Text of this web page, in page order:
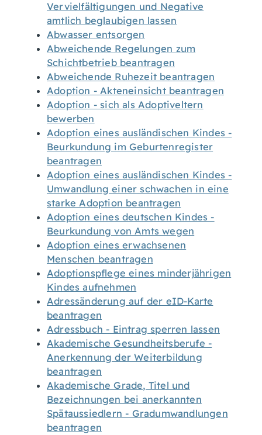
Vervielfältigungen und Negative
amtlich beglaubigen lassen
Abwasser entsorgen
Abweichende Regelungen zum
Schichtbetrieb beantragen
Abweichende Ruhezeit beantragen
Adoption - Akteneinsicht beantragen
Adoption - sich als Adoptiveltern
bewerben
Adoption eines ausländischen Kindes -
Beurkundung im Geburtenregister
beantragen
Adoption eines ausländischen Kindes -
Umwandlung einer schwachen in eine
starke Adoption beantragen
Adoption eines deutschen Kindes -
Beurkundung von Amts wegen
Adoption eines erwachsenen
Menschen beantragen
Adoptionspflege eines minderjährigen
Kindes aufnehmen
Adressänderung auf der eID-Karte
beantragen
Adressbuch - Eintrag sperren lassen
Akademische Gesundheitsberufe -
Anerkennung der Weiterbildung
beantragen
Akademische Grade, Titel und
Bezeichnungen bei anerkannten
Spätaussiedlern - Gradumwandlungen
beantragen